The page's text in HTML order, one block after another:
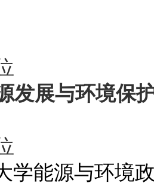
发展与环境保
学能源与环境